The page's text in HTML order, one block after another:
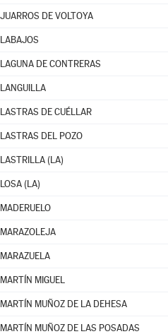
JUARROS DE VOLTOYA
LABAJOS
LAGUNA DE CONTRERAS
LANGUILLA
LASTRAS DE CUÉLLAR
LASTRAS DEL POZO
LASTRILLA (LA)
LOSA (LA)
MADERUELO
MARAZOLEJA
MARAZUELA
MARTÍN MIGUEL
MARTÍN MUÑOZ DE LA DEHESA
MARTÍN MUÑOZ DE LAS POSADAS